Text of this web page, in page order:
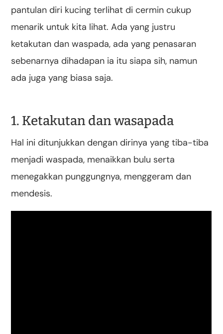
pantulan diri kucing terlihat di cermin cukup
menarik untuk kita lihat. Ada yang justru
ketakutan dan waspada, ada yang penasaran
sebenarnya dihadapan ia itu siapa sih, namun
ada juga yang biasa saja.
1. Ketakutan dan wasapada
Hal ini ditunjukkan dengan dirinya yang tiba-tiba
menjadi waspada, menaikkan bulu serta
menegakkan punggungnya, menggeram dan
mendesis.